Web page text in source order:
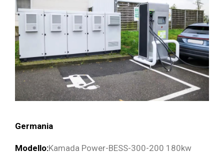
Germania
Modello:Kamada Power-BESS-300-200 180kw